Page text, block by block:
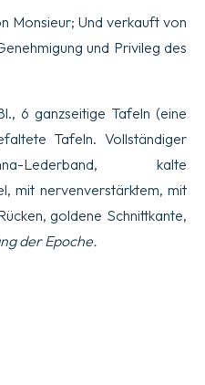
Monsieur; Und verkauft von
und Privileg des
6 ganzseitige Tafeln (eine
Tafeln. Vollständiger
Lederband, kalte
mit nervenverstärktem, mit
goldene Schnittkante,
der Epoche.